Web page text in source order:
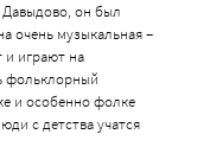
Давыдово, он был
очень музыкальная –
и играют на
фольклорный
и особенно фолке
с детства учатся